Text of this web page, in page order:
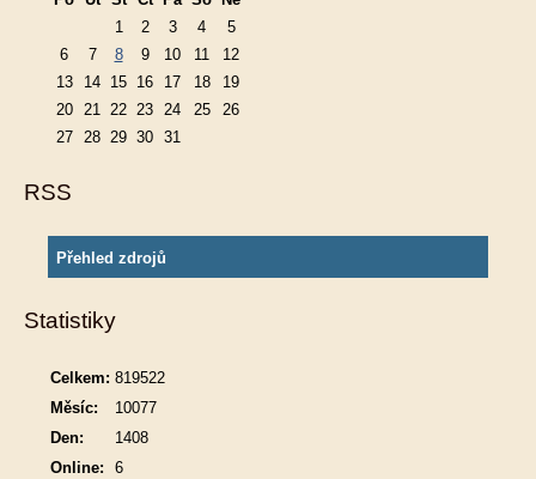
1
2 3 4
5
6
7 8 9 10 11
12
13
14 15 16 17 18
19
20
21 22 23 24 25
26
27
28 29 30 31
RSS
Přehled zdrojů
Statistiky
Online: 6
Celkem: 819522
Měsíc:
10077
Den:
1408